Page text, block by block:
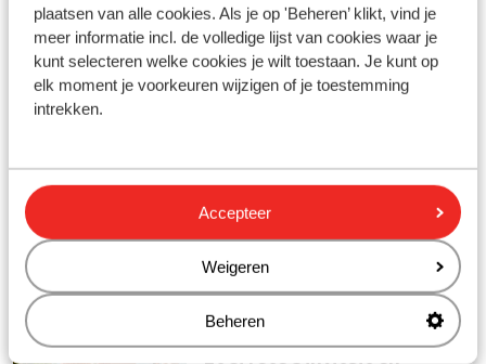
plaatsen van alle cookies. Als je op 'Beheren’ klikt, vind je
meer informatie incl. de volledige lijst van cookies waar je
kunt selecteren welke cookies je wilt toestaan. Je kunt op
elk moment je voorkeuren wijzigen of je toestemming
intrekken.
Accepteer
Weigeren
Beheren
Partez en vacances avec Sunweb !
Offres Dernière Chance
Offres last minute à ne pas
manquer